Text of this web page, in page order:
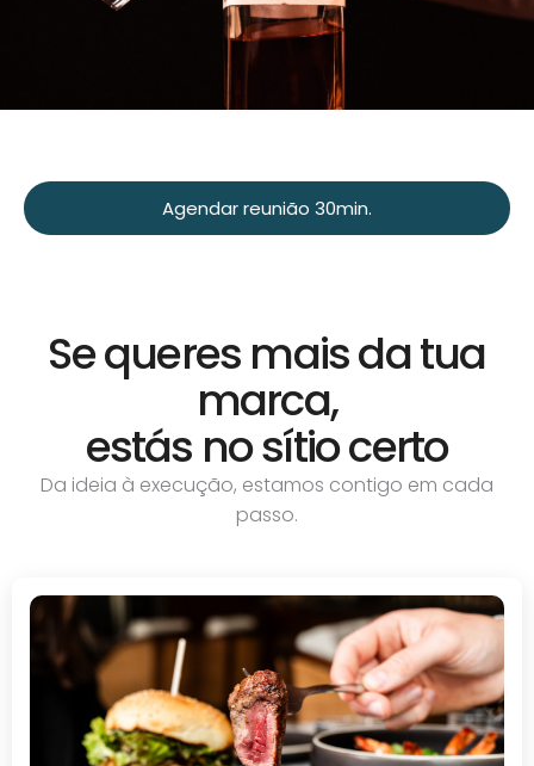
Agendar reunião 30min.
Se queres mais da tua
marca,
estás no sítio certo
Da ideia à execução, estamos contigo em cada
passo.